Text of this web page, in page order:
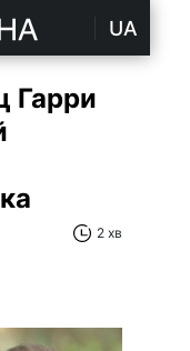
UA
Гарри
2 хв